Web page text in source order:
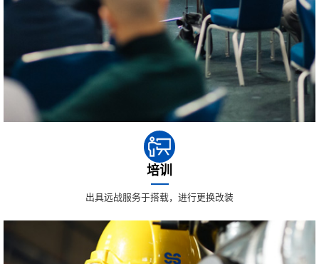
培训
出具远战服务于搭载，进行更换改装